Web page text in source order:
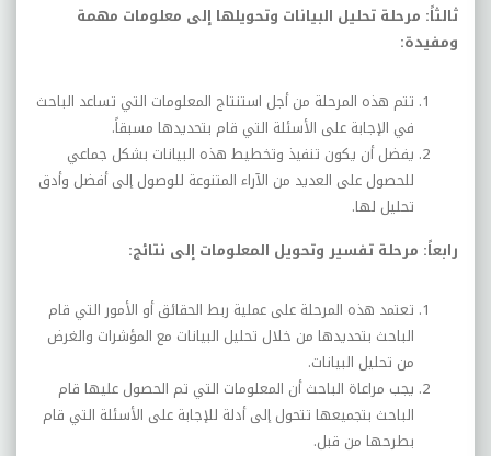
ثالثاً: مرحلة تحليل البيانات وتحويلها إلى معلومات مهمة
ومفيدة:
تتم هذه المرحلة من أجل استنتاج المعلومات التي تساعد الباحث
في الإجابة على الأسئلة التي قام بتحديدها مسبقاً.
يفضل أن يكون تنفيذ وتخطيط هذه البيانات بشكل جماعي
للحصول على العديد من الآراء المتنوعة للوصول إلى أفضل وأدق
تحليل لها.
رابعاً: مرحلة تفسير وتحويل المعلومات إلى نتائج:
تعتمد هذه المرحلة على عملية ربط الحقائق أو الأمور التي قام
الباحث بتحديدها من خلال تحليل البيانات مع المؤشرات والغرض
من تحليل البيانات.
يجب مراعاة الباحث أن المعلومات التي تم الحصول عليها قام
الباحث بتجميعها تتحول إلى أدلة للإجابة على الأسئلة التي قام
بطرحها من قبل.